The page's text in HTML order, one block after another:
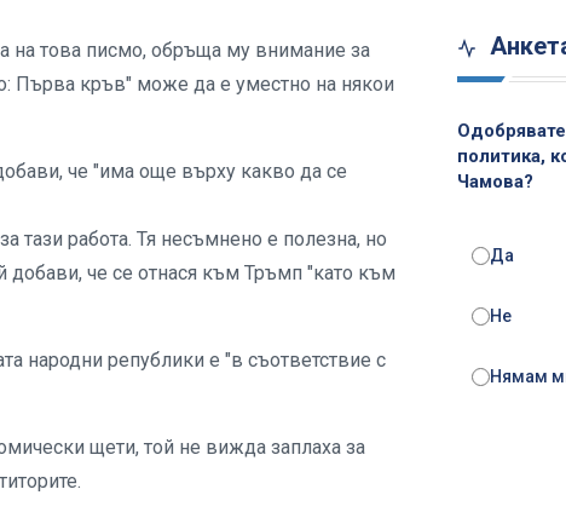
на това писмо, обръща му внимание за
Първа кръв" може да е уместно на някои
че "има още върху какво да се
тази работа. Тя несъмнено е полезна, но
добави, че се отнася към Тръмп "като към
народни републики е "в съответствие с
щети, той не вижда заплаха за
политика,
Чамова?
Да
Не
Нямам